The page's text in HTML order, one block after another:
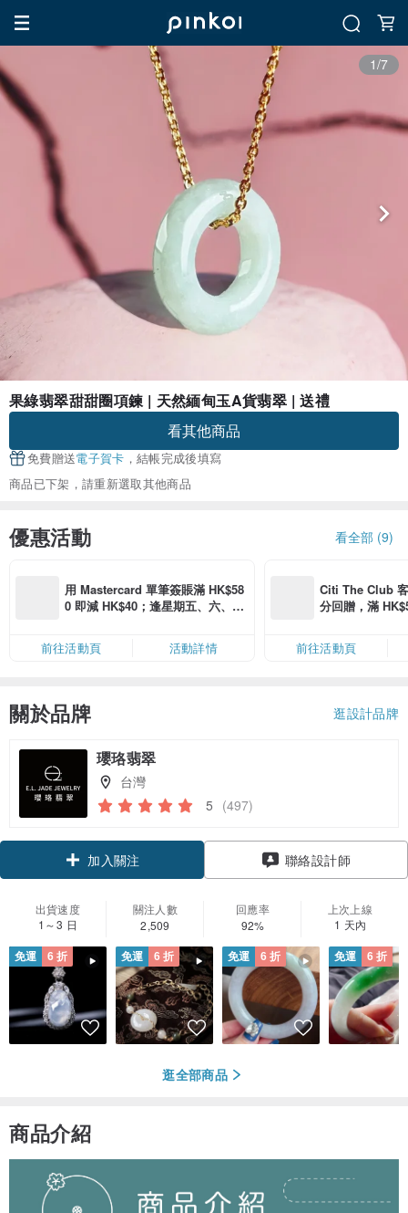
1/7
果綠翡翠甜甜圈項鍊 | 天然緬甸玉A貨翡翠 | 送禮
看其他商品
免費贈送電子賀卡 ，結帳完成後填寫
商品已下架，請重新選取其他商品
優惠活動 看全部 (9)
用 Mastercard 單筆簽賬滿 HK$58
0 即減 HK$40；逢星期五、六、日
限，額滿即止，僅限「常用信用
卡」結帳）
前往活動頁 活動詳情
Citi The Club
分回贈，滿
前往活動頁
關於品牌 逛設計品牌
瓔珞翡翠
台灣
5 (497)
加入關注
聯絡設計師
出貨速度
1～3 日
關注人數
2,509
回應率
92%
上次上線
1 天內
免運 6 折 免運 6 折 免運 6 折 免運 6 折
逛全部商品
商品介紹